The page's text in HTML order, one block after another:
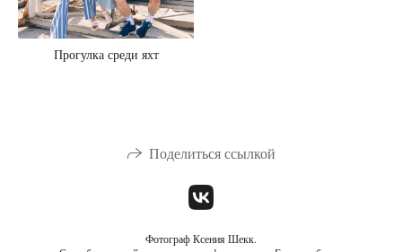
Прогулка среди яхт
Поделиться ссылкой
Фотограф Ксения Шекк.